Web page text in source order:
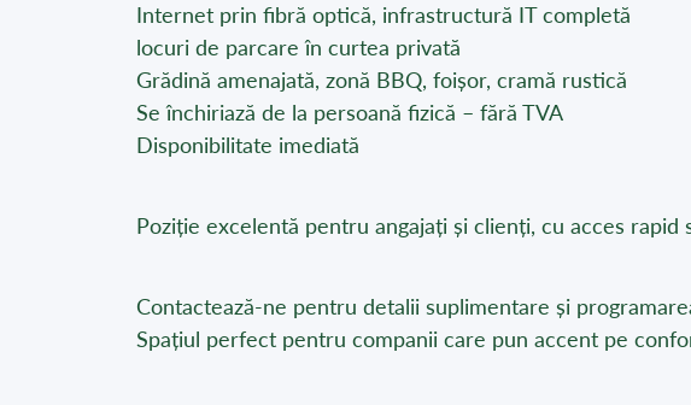
Internet prin fibră optică, infrastructură IT completă
locuri de parcare în curtea privată
Grădină amenajată, zonă BBQ, foișor, cramă rustică
Se închiriază de la persoană fizică – fără TVA
Disponibilitate imediată
Poziție excelentă pentru angajați și clienți, cu acces
Contactează-ne pentru detalii suplimentare și
Spațiul perfect pentru companii care pun accent pe